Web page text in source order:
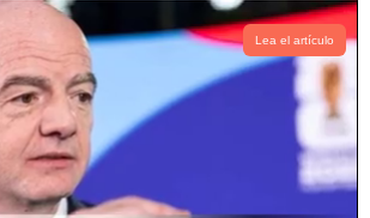
Lea el artículo